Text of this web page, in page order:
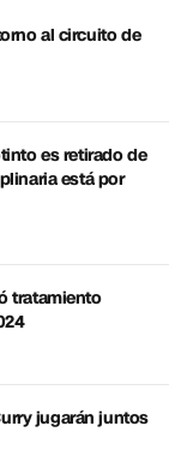
al circuito de
es retirado de
está por
tratamiento
jugarán juntos